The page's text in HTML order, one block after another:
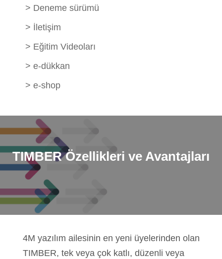
> Deneme sürümü
> İletişim
> Eğitim Videoları
> e-dükkan
> e-shop
TIMBERÖzellikleri ve Avantajları
4M yazılım ailesinin en yeni üyelerinden olan
TIMBER, tek veya çok katlı, düzenli veya